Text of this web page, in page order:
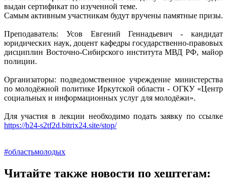
выдан сертификат по изученной теме.
Самым активным участникам будут вручены памятные призы.
Преподаватель: Усов Евгений Геннадьевич - кандидат
юридических наук, доцент кафедры государственно-правовых
дисциплин Восточно-Сибирского института МВД РФ, майор
полиции.
Организаторы: подведомственное учреждение министерства
по молодёжной политике Иркутской области - ОГКУ «Центр
социальных и информационных услуг для молодёжи».
Для участия в лекции необходимо подать заявку по ссылке
https://b24-s2tf2d.bitrix24.site/stop/
#областьмолодых
Читайте также новости по хештегам: